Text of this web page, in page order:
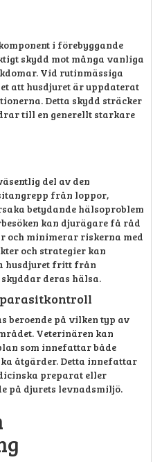
i förebyggande
skydd mot många vanliga
Vid rutinmässiga
att husdjuret är uppdaterat
Detta skydd sträcker
till en generellt starkare
del av den
från loppor,
betydande hälsoproblem
kan djurägare få råd
och minimerar riskerna med
och strategier kan
husdjuret fritt från
deras hälsa.
beroende på vilken typ av
Veterinären kan
som innefattar både
åtgärder. Detta innefattar
preparat eller
på djurets levnadsmiljö.